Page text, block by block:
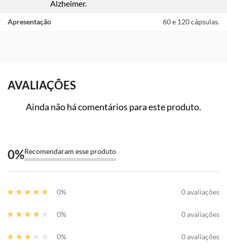
Alzheimer.
Apresentação 60 e 120 cápsulas.
AVALIAÇÕES
Ainda não há comentários para este produto.
0%Recomendaram esse produto
0% 0 avaliações
0% 0 avaliações
0% 0 avaliações